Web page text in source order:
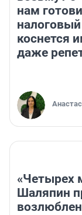
нам
коснется
даже
«Четырех
Шаляпин